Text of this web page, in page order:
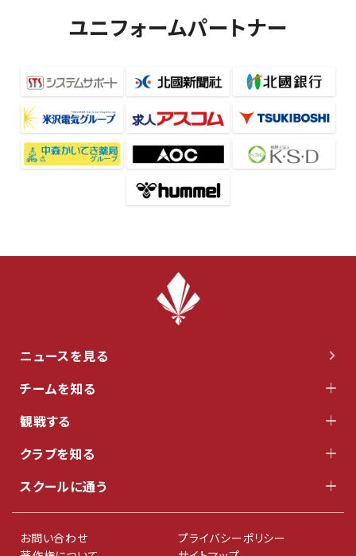
ユニフォームパートナー
ニュースを見る
チームを知る
観戦する
クラブを知る
スクールに通う
お問い合わせ
プライバシーポリシー